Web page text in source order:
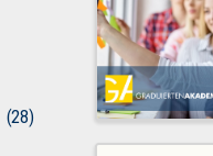
(28)